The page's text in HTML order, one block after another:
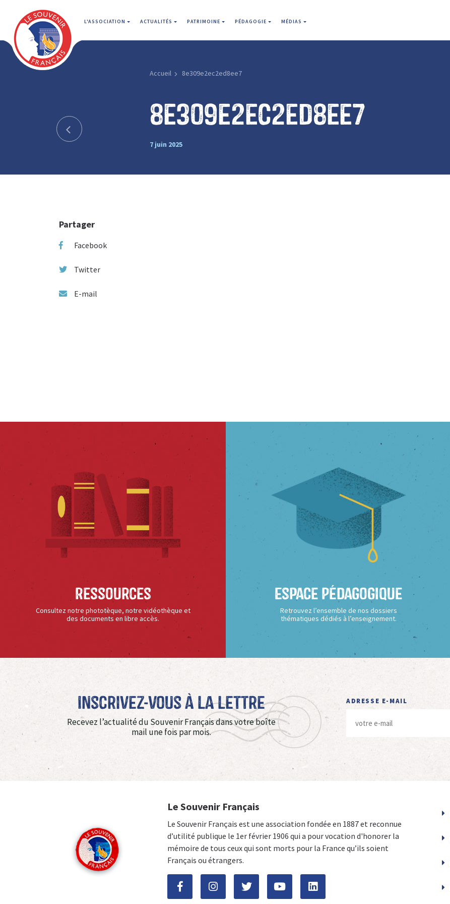
L'ASSOCIATION ACTUALITÉS PATRIMOINE PÉDAGOGIE MÉDIAS
Accueil 8e309e2ec2ed8ee7
8e309e2ec2ed8ee7
7 juin 2025
Partager
Facebook
Twitter
E-mail
Ressources
Consultez notre phototèque, notre vidéothèque et
des documents en libre accès.
Espace Pédagogique
Retrouvez l’ensemble de nos dossiers
thématiques dédiés à l’enseignement.
Inscrivez-vous à La Lettre
Recevez l’actualité du Souvenir Français dans votre boîte
mail une fois par mois.
ADRESSE E-MAIL
Le Souvenir Français
Le Souvenir Français est une association fondée en 1887 et reconnue
d’utilité publique le 1er février 1906 qui a pour vocation d'honorer la
mémoire de tous ceux qui sont morts pour la France qu’ils soient
Français ou étrangers.